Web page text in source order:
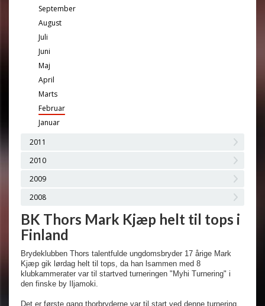
September
August
Juli
Juni
Maj
April
Marts
Februar
Januar
2011
2010
2009
2008
BK Thors Mark Kjæp helt til tops i
Finland
Brydeklubben Thors talentfulde ungdomsbryder 17 årige Mark
Kjæp gik lørdag helt til tops, da han lsammen med 8
klubkammerater var til startved turneringen "Myhi Turnering" i
den finske by Iljamoki.
Det er første gang thorbryderne var til start ved denne turnering,